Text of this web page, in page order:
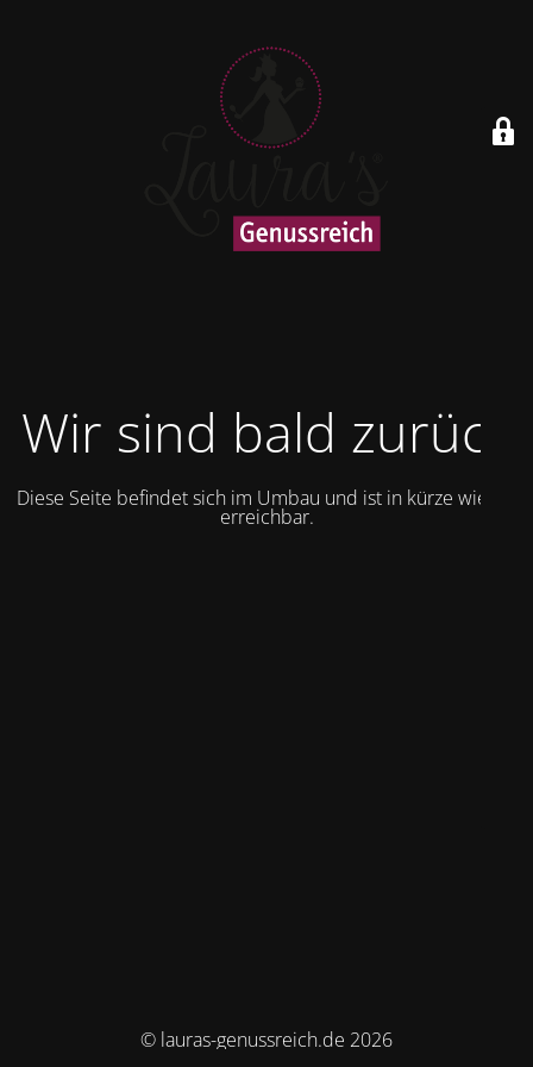
Wir sind bald zurück
Diese Seite befindet sich im Umbau und ist in kürze wieder
erreichbar.
© lauras-genussreich.de 2026